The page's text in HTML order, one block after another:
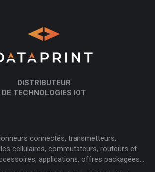
DISTRIBUTEUR
DE TECHNOLOGIES IOT
connectés, transmetteurs,
cellulaires, commutateurs, routeurs et
applications, offres packagées…